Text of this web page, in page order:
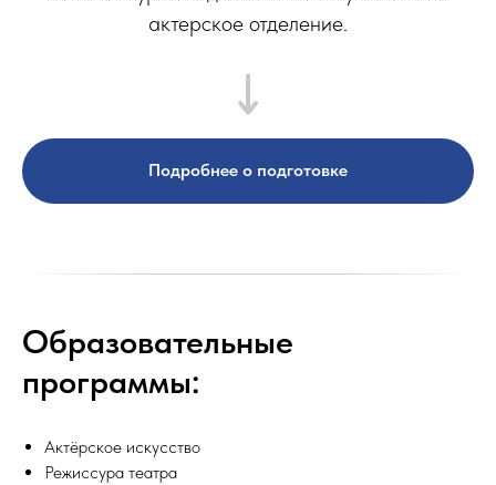
актерское отделение.
Подробнее о подготовке
Образовательные
программы:
Актёрское искусство
Режиссура театра